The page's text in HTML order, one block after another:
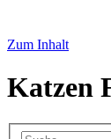
Zum Inhalt
Katzen